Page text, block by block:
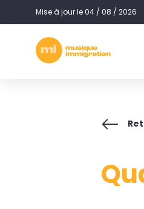
Mise à jour le 04 / 08 / 2026